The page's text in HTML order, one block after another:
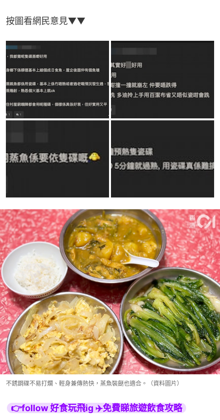
按圖看網民意見▼▼
不銹鋼碟不易打爛、輕身兼傳熱快，蒸魚裝餸也適合。（資料圖片）
👉follow 好食玩飛ig ✈️免費睇旅遊飲食攻略